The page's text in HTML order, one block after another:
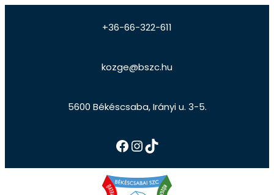
+36-66-322-611
kozge@bszc.hu
5600 Békéscsaba, Irányi u. 3-5.